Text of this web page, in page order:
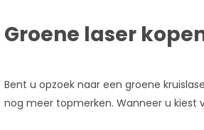
Groene laser
Bent u opzoek naar een groene
nog meer topmerken. Wanneer u kiest